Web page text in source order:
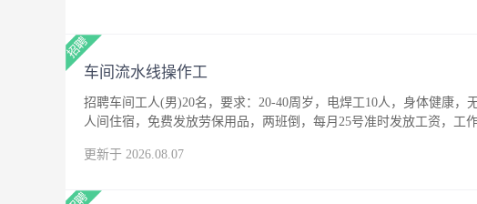
车间流水线操作工
招聘车间工人(男)20名，要求：20-40周岁，电焊工10人，身体健康，
人间住宿，免费发放劳保用品，两班倒，每月25号准时发放工资，工
更新于 2026.08.07